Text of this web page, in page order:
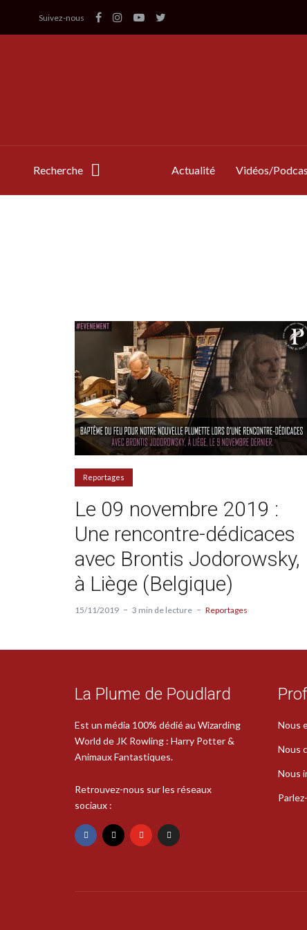
Suivez-nous
Recherche Actualité Vidéos/
Reportages
Le 09 novembre 2019 :
Une rencontre-dédicaces
avec Brontis Jodorowsky,
à Liège (Belgique)
15/11/2019 3 min de lecture Reportages
La Plume de Poudlard
Est un média 100% dédié au Wizarding
World de JK Rowling : Harry Potter &
Animaux Fantastiques.
Retrouvez-nous sur les réseaux
sociaux :
Nous
Nous
Nous